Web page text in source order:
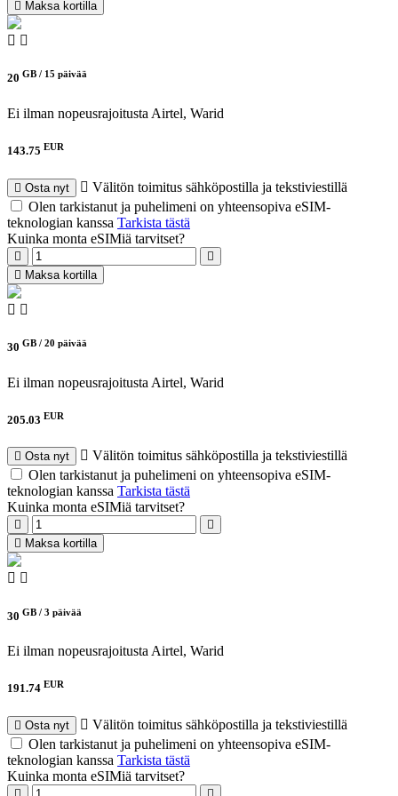
Maksa kortilla
20 GB / 15 päivää
Ei ilman nopeusrajoitusta Airtel, Warid
143.75 EUR
Osta nyt
Välitön toimitus sähköpostilla ja tekstiviestillä
Olen tarkistanut ja puhelimeni on yhteensopiva eSIM-
teknologian kanssa Tarkista tästä
Kuinka monta eSIMiä tarvitset?
Maksa kortilla
30 GB / 20 päivää
Ei ilman nopeusrajoitusta Airtel, Warid
205.03 EUR
Osta nyt
Välitön toimitus sähköpostilla ja tekstiviestillä
Olen tarkistanut ja puhelimeni on yhteensopiva eSIM-
teknologian kanssa Tarkista tästä
Kuinka monta eSIMiä tarvitset?
Maksa kortilla
30 GB / 3 päivää
Ei ilman nopeusrajoitusta Airtel, Warid
191.74 EUR
Osta nyt
Välitön toimitus sähköpostilla ja tekstiviestillä
Olen tarkistanut ja puhelimeni on yhteensopiva eSIM-
teknologian kanssa Tarkista tästä
Kuinka monta eSIMiä tarvitset?